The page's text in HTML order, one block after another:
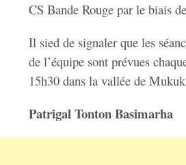
CS Bande Rouge par le biais
Il sied de signaler que les
de l’équipe sont prévues
15h30 dans la vallée de
Patrigal Tonton Basimarha